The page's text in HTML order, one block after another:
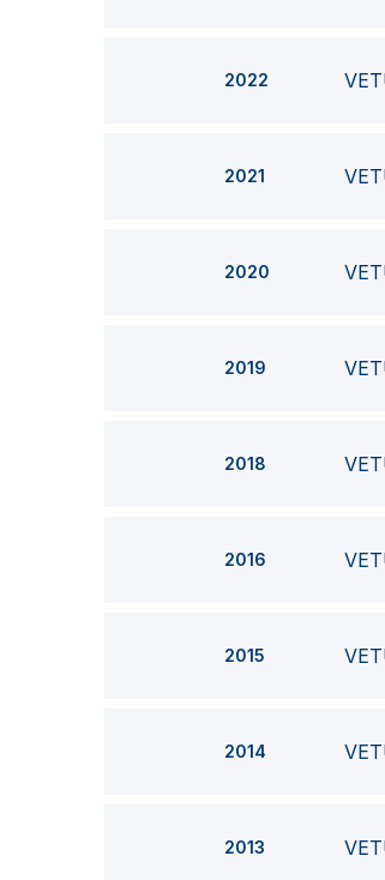
2022
2021
2020
2019
2018
2016
2015
2014
2013